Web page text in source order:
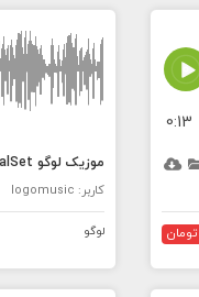
0:13
src attribute
موزیک لوگو OrchestralSet
کاربر: logomusic
لوگو